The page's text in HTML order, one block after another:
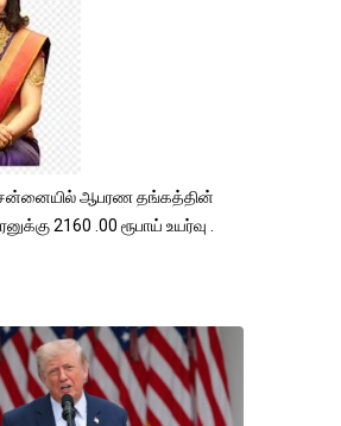
ஆபரண தங்கத்தின்
2160 .00 ரூபாய் உயர்வு .